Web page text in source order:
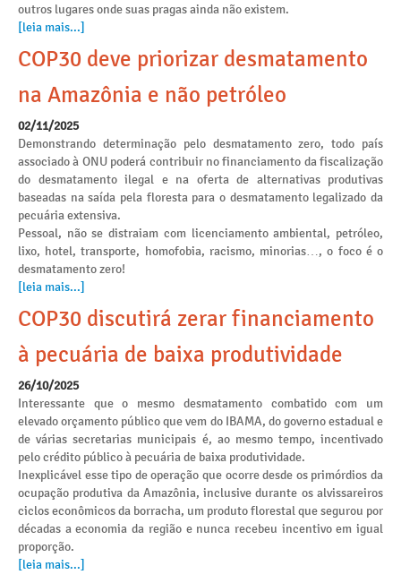
outros lugares onde suas pragas ainda não existem.
[leia mais...]
COP30 deve priorizar desmatamento
na Amazônia e não petróleo
02/11/2025
Demonstrando determinação pelo desmatamento zero, todo país
associado à ONU poderá contribuir no financiamento da fiscalização
do desmatamento ilegal e na oferta de alternativas produtivas
baseadas na saída pela floresta para o desmatamento legalizado da
pecuária extensiva.
Pessoal, não se distraiam com licenciamento ambiental, petróleo,
lixo, hotel, transporte, homofobia, racismo, minorias…, o foco é o
desmatamento zero!
[leia mais...]
COP30 discutirá zerar financiamento
à pecuária de baixa produtividade
26/10/2025
Interessante que o mesmo desmatamento combatido com um
elevado orçamento público que vem do IBAMA, do governo estadual e
de várias secretarias municipais é, ao mesmo tempo, incentivado
pelo crédito público à pecuária de baixa produtividade.
Inexplicável esse tipo de operação que ocorre desde os primórdios da
ocupação produtiva da Amazônia, inclusive durante os alvissareiros
ciclos econômicos da borracha, um produto florestal que segurou por
décadas a economia da região e nunca recebeu incentivo em igual
proporção.
[leia mais...]